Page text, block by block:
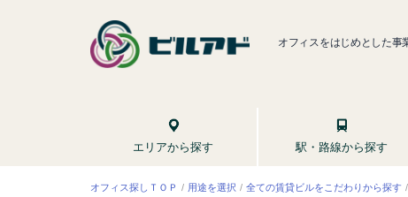
オフィスをはじめとした事
エリアから探す 駅・路線から探す
オフィス探しＴＯＰ 用途を選択 全ての賃貸ビルをこだわりから探す